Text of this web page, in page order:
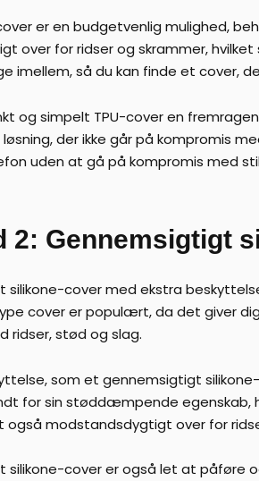
er en budgetvenlig mulighed,
over for ridser og skrammer,
imellem, så du kan finde et cover,
og simpelt TPU-cover en
der ikke går på kompromis
uden at gå på kompromis med
2: Gennemsigtigt
silikone-cover med ekstra
cover er populært, da det giver
ridser, stød og slag.
som et gennemsigtigt
for sin støddæmpende
også modstandsdygtigt over for
silikone-cover er også let at påføre